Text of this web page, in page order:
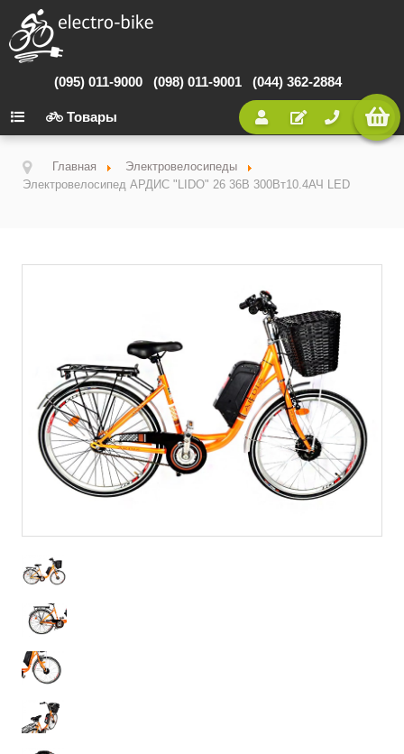
(095) 011-9000 (098) 011-9001 (044) 362-2884
Товары
Главная
Электровелосипеды
Электровелосипед АРДИС "LIDO" 26 36В 300Вт10.4АЧ LED